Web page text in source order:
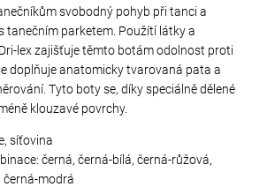
svobodný pohyb při tanci a
tanečním parketem. Použítí látky a
lex zajišťuje těmto botám odolnost proti
doplňuje anatomicky tvarovaná pata a
Tyto boty se, díky speciálně dělené
klouzavé povrchy.
síťovina
černá, černá-bílá, černá-růžová,
černá-modrá